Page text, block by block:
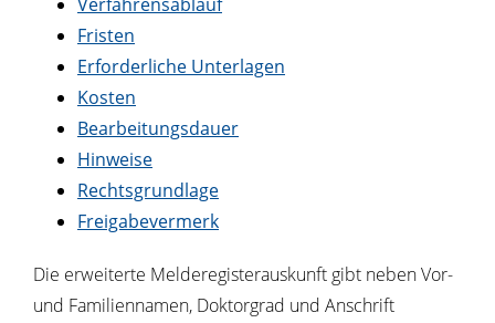
Fristen
Erforderliche Unterlagen
Kosten
Bearbeitungsdauer
Hinweise
Rechtsgrundlage
Freigabevermerk
Die erweiterte Melderegisterauskunft gibt neben Vor-
und Familiennamen, Doktorgrad und Anschrift